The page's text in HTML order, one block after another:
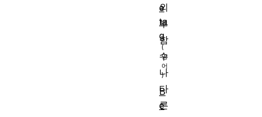
외
부
함
수
나
다
른
e
ta
g
B
e